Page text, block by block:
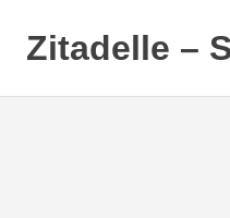
Zitadelle –